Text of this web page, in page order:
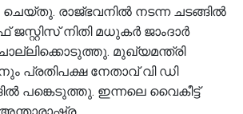
രാജ്ഭവനില്‍ നടന്ന ചടങ്ങില്‍
നിതി മധുകര്‍ ജാംദാര്‍
മുഖ്യമന്ത്രി
പ്രതിപക്ഷ നേതാവ് വി ഡി
പങ്കെടുത്തു. ഇന്നലെ വൈകീട്ട്